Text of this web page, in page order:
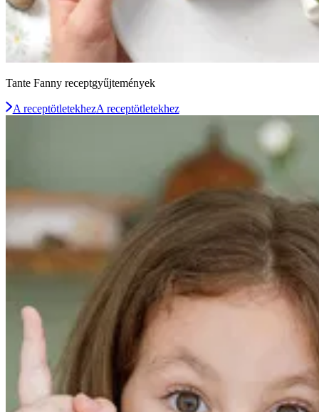
Tante Fanny receptgyűjtemények
A receptötletekhezA receptötletekhez